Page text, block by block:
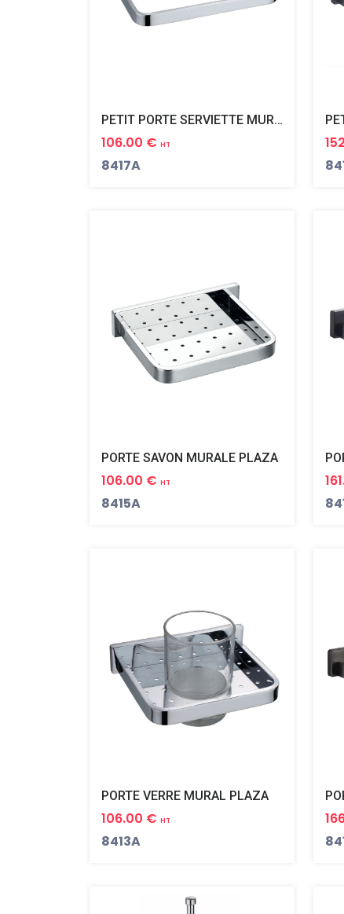
PETIT PORTE SERVIETTE MURAL PLAZA
106.00 € HT
8417A
PORTE SAVON MURALE PLAZA
106.00 € HT
8415A
PORTE VERRE MURAL PLAZA
106.00 € HT
8413A